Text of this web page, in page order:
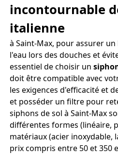
incontournable
italienne
à Saint-Max, pour assurer
l'eau lors des douches et
essentiel de choisir un
doit être compatible avec
les exigences d'efficacité et
et posséder un filtre pour
siphons de sol à Saint-Max
différentes formes (linéaire,
matériaux (acier inoxydable,
prix compris entre 50 et 350